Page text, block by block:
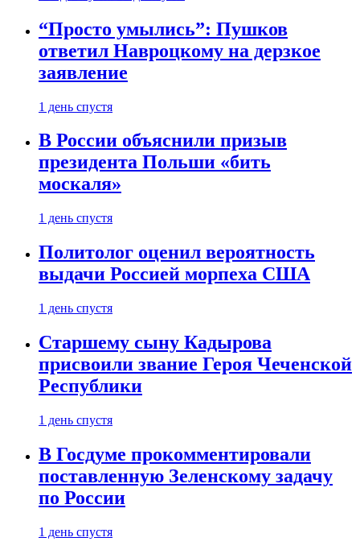
“Просто умылись”: Пушков
ответил Навроцкому на дерзкое
заявление
1 день спустя
В России объяснили призыв
президента Польши «бить
москаля»
1 день спустя
Политолог оценил вероятность
выдачи Россией морпеха США
1 день спустя
Старшему сыну Кадырова
присвоили звание Героя Чеченской
Республики
1 день спустя
В Госдуме прокомментировали
поставленную Зеленскому задачу
по России
1 день спустя